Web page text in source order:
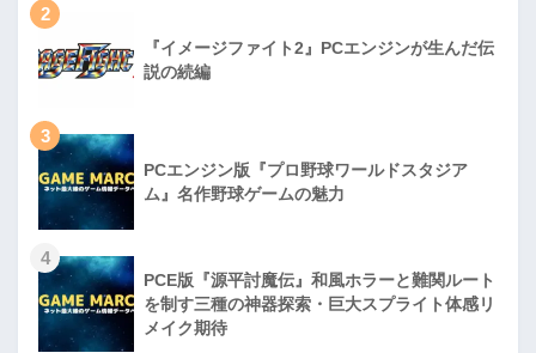
2
『イメージファイト2』PCエンジンが生んだ伝
説の続編
3
PCエンジン版『プロ野球ワールドスタジア
ム』名作野球ゲームの魅力
4
PCE版『源平討魔伝』和風ホラーと難関ルート
を制す三種の神器探索・巨大スプライト体感リ
メイク期待